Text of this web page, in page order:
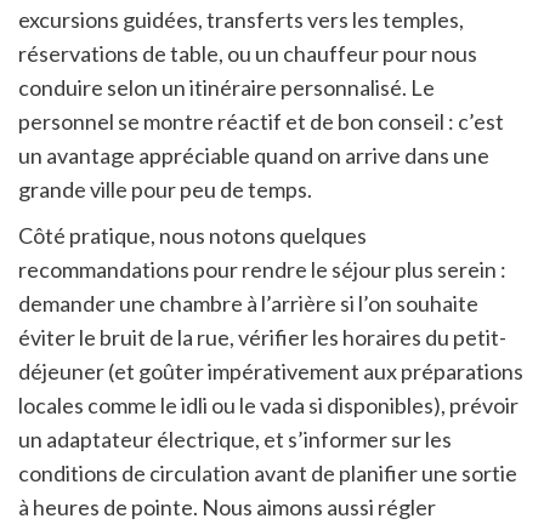
excursions guidées, transferts vers les temples,
réservations de table, ou un chauffeur pour nous
conduire selon un itinéraire personnalisé. Le
personnel se montre réactif et de bon conseil : c’est
un avantage appréciable quand on arrive dans une
grande ville pour peu de temps.
Côté pratique, nous notons quelques
recommandations pour rendre le séjour plus serein :
demander une chambre à l’arrière si l’on souhaite
éviter le bruit de la rue, vérifier les horaires du petit-
déjeuner (et goûter impérativement aux préparations
locales comme le idli ou le vada si disponibles), prévoir
un adaptateur électrique, et s’informer sur les
conditions de circulation avant de planifier une sortie
à heures de pointe. Nous aimons aussi régler